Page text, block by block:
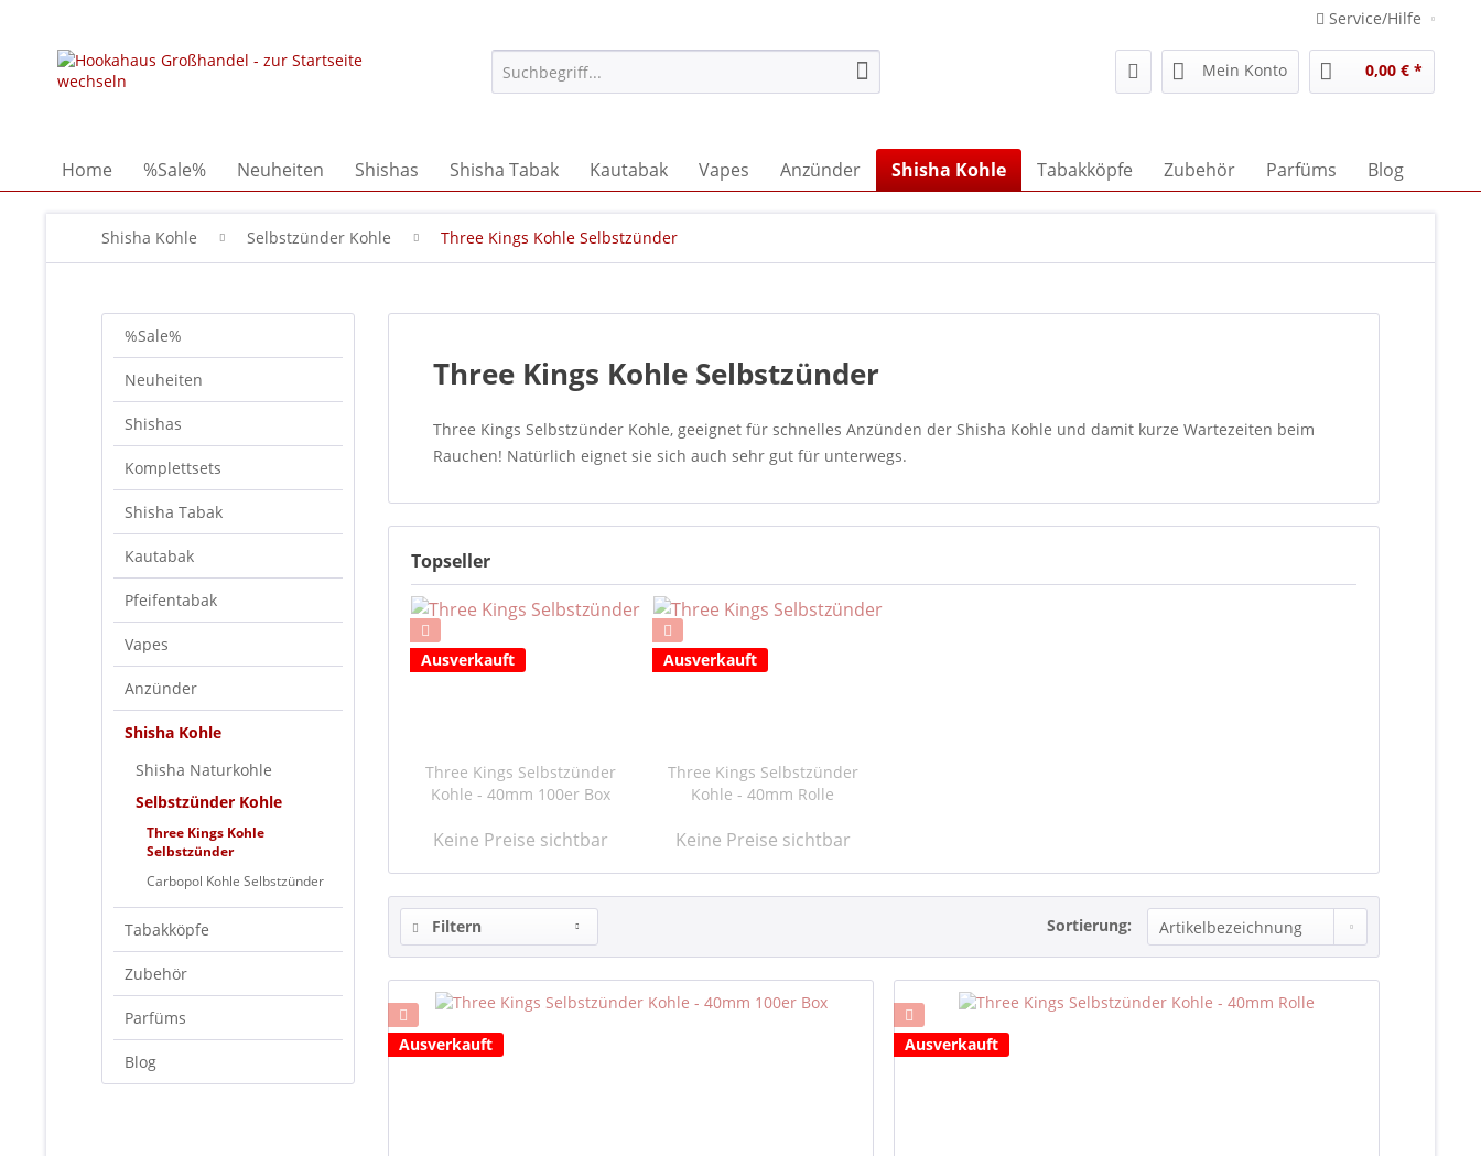
Service/Hilfe
Mein Konto 0,00 € *
Home %Sale% Neuheiten Shishas Shisha Tabak Kautabak Vapes Anzünder Shisha Kohle Tabakköpfe Zubehör Parfüms Blog
Shisha Kohle Selbstzünder Kohle Three Kings Kohle Selbstzünder
%Sale%
Neuheiten
Shishas
Komplettsets
Shisha Tabak
Kautabak
Pfeifentabak
Vapes
Anzünder
Shisha Kohle
Shisha Naturkohle
Selbstzünder Kohle
Three Kings Kohle
Selbstzünder
Carbopol Kohle Selbstzünder
Tabakköpfe
Zubehör
Parfüms
Blog
Three Kings Kohle Selbstzünder
Three Kings Selbstzünder Kohle, geeignet für schnelles Anzünden der Shisha Kohle und damit kurze Wartezeiten beim
Rauchen! Natürlich eignet sie sich auch sehr gut für unterwegs.
Topseller
Ausverkauft
Three Kings Selbstzünder
Kohle - 40mm 100er Box
Keine Preise sichtbar
Ausverkauft
Three Kings Selbstzünder
Kohle - 40mm Rolle
Keine Preise sichtbar
Filtern Sortierung:
Ausverkauft Ausverkauft